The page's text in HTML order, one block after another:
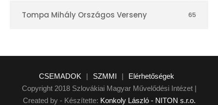
Tompa Mihály Országos Verseny 65
CSEMADOK | SZMMI |
Elérhetőségek
Copyright 2018 Szlovákiai Magyar Művelődési Intézet |
Created by - Készítette: Konkoly László - NITON s.r.o.